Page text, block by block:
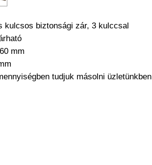
kulcsos biztonsági zár, 3 kulccsal
mm
tudjuk másolni üzletünkben